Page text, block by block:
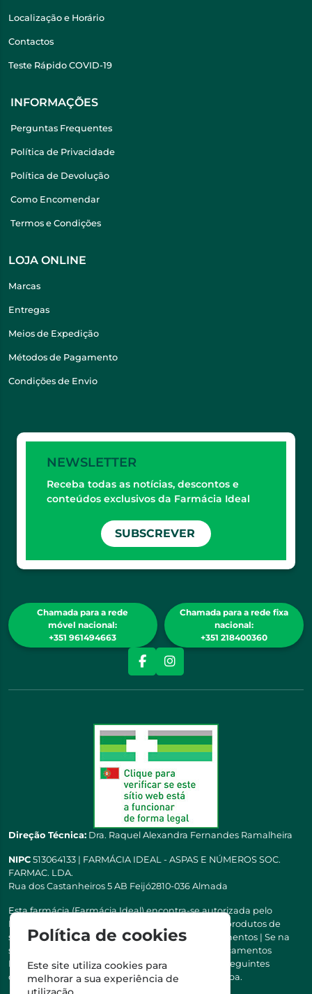
Localização e Horário
Contactos
Teste Rápido COVID-19
INFORMAÇÕES
Perguntas Frequentes
Política de Privacidade
Política de Devolução
Como Encomendar
Termos e Condições
LOJA ONLINE
Marcas
Entregas
Meios de Expedição
Métodos de Pagamento
Condições de Envio
NEWSLETTER
Receba todas as notícias, descontos e
conteúdos exclusivos da Farmácia Ideal
SUBSCREVER
Chamada para a rede
móvel nacional:
+351 961494663
Chamada para a rede fixa
nacional:
+351 218400360
Direção Técnica: Dra. Raquel Alexandra Fernandes Ramalheira
NIPC 513064133 | FARMÁCIA IDEAL - ASPAS E NÚMEROS SOC.
FARMAC. LDA.
Rua dos Castanheiros 5 AB Feijó2810-036 Almada
Esta farmácia (Farmácia Ideal) encontra-se autorizada pelo
INFARMED para a dispensa de medicamentos e produtos de
saúde ao domicílio e através da internet. Medicamentos | Se na
sua receita tiver MSRM, MNSRM, MSRMV ou Medicamentos
Manipulados, estes só podem ser entregues nos seguintes
concelhos: Almada, Seixal, Sesimbra, Oeiras e Lisboa.
Política de cookies
Este site utiliza cookies para
melhorar a sua experiência de